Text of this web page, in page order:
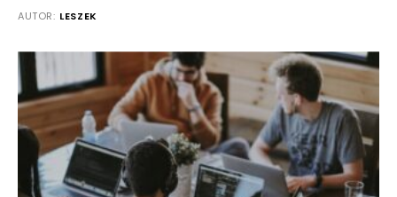
AUTOR: LESZEK